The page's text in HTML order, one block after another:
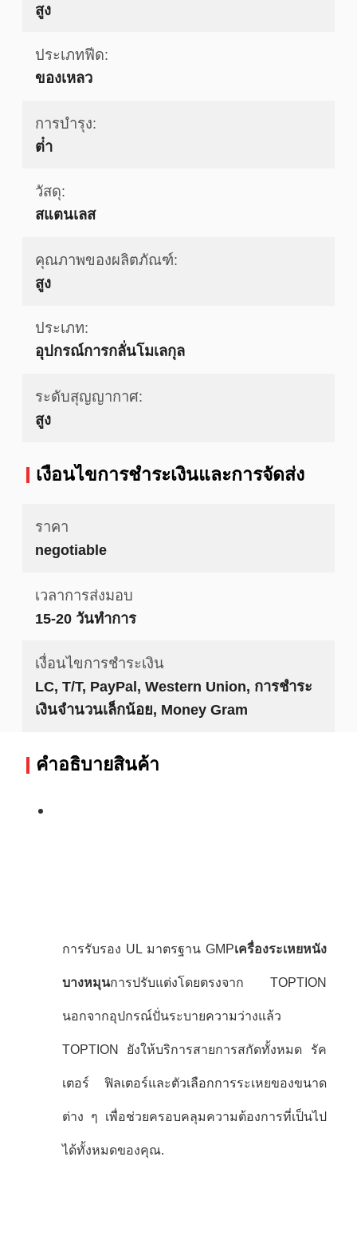
สูง
ประเภทฟีด:
ของเหลว
การบํารุง:
ต่ํา
วัสดุ:
สแตนเลส
คุณภาพของผลิตภัณฑ์:
สูง
ประเภท:
อุปกรณ์การกลั่นโมเลกุล
ระดับสุญญากาศ:
สูง
เงื่อนไขการชําระเงินและการจัดส่ง
ราคา
negotiable
เวลาการส่งมอบ
15-20 วันทำการ
เงื่อนไขการชำระเงิน
LC, T/T, PayPal, Western Union, การชำระ
เงินจำนวนเล็กน้อย, Money Gram
คําอธิบายสินค้า
การรับรอง UL มาตรฐาน GMPเครื่องระเหยหนัง
บางหมุนการปรับแต่งโดยตรงจาก TOPTION
นอกจากอุปกรณ์ปั่นระบายความว่างแล้ว
TOPTION ยังให้บริการสายการสกัดทั้งหมด รัค
เตอร์ ฟิลเตอร์และตัวเลือกการระเหยของขนาด
ต่าง ๆ เพื่อช่วยครอบคลุมความต้องการที่เป็นไป
ได้ทั้งหมดของคุณ.